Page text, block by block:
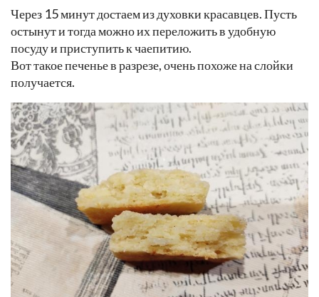
Через 15 минут достаем из духовки красавцев. Пусть
остынут и тогда можно их переложить в удобную
посуду и приступить к чаепитию.
Вот такое печенье в разрезе, очень похоже на слойки
получается.